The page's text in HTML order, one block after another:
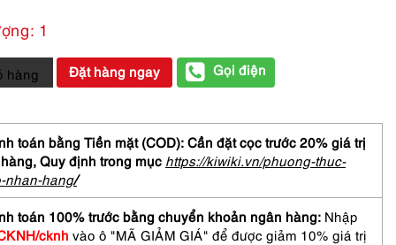
1
hàng Đặt hàng ngay Gọi điện
toán bằng Tiền mặt (COD): Cần đặt cọc trước 20% giá trị
Quy định trong mục https://kiwiki.vn/phuong-thuc-
nhan-hang/
toán 100% trước bằng chuyển khoản ngân hàng: Nhập
cknh vào ô "MÃ GIẢM GIÁ" để được giảm 10% giá trị